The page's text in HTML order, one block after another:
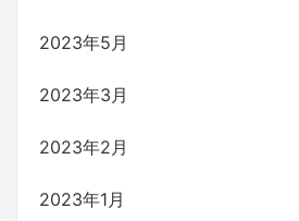
2023年5月
2023年3月
2023年2月
2023年1月